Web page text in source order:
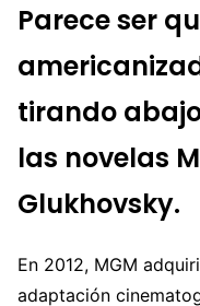
Parece ser
tirando
las novelas
Glukhovsky.
En 2012, MGM
adaptación